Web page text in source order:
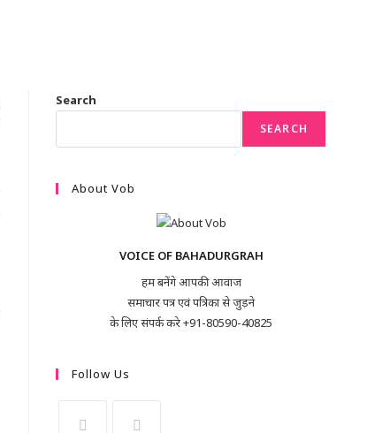
Search
SEARCH
About Vob
VOICE OF BAHADURGRAH
हम बनेंगे आपकी आवाज
समाचार पत्र एवं पत्रिका से जुड़ने
के लिए संपर्क करे +91-80590-40825
Follow Us